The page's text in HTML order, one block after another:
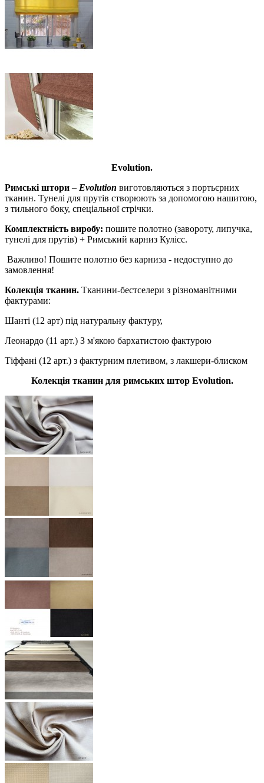
Evolution.
Римські штори – Evolution виготовляються з портьєрних
тканин. Тунелі для прутів створюють за допомогою нашитою,
з тильного боку, спеціальної стрічки.
Комплектність виробу: пошите полотно (завороту, липучка,
тунелі для прутів) + Римський карниз Кулісс.
Важливо! Пошите полотно без карниза - недоступно до
замовлення!
Колекція тканин. Тканини-бестселери з різноманітними
фактурами:
Шанті (12 арт) під натуральну фактуру,
Леонардо (11 арт.) З м'якою бархатистою фактурою
Тіффані (12 арт.) з фактурним плетивом, з лакшери-блиском
Колекція тканин для римських штор Evolution.